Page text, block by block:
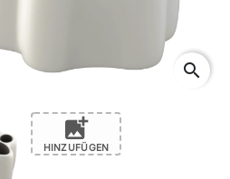
search
add_photo_alternate
HINZUFÜGEN